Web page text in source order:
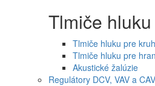
Tlmiče hluku
Tlmiče hluku pre
Tlmiče hluku pre
Akustické žalúzie
Regulátory DCV, VAV a CAV